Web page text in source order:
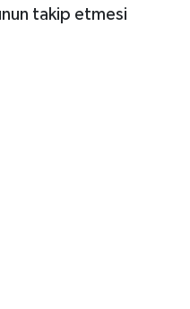
takip etmesi